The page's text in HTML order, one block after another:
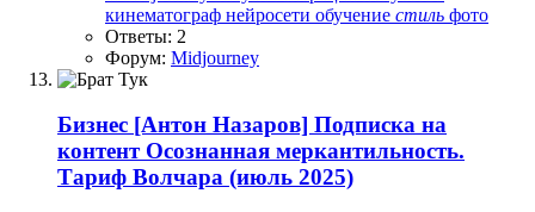
кинематограф нейросети обучение стиль фото
Ответы: 2
Форум: Midjourney
Бизнес [Антон Назаров] Подписка на
контент Осознанная меркантильность.
Тариф Волчара (июль 2025)